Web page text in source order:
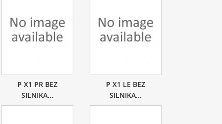
P X1 PR BEZ
SILNIKA...
P X1 LE BEZ
SILNIKA...